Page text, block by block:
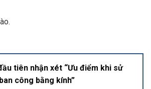
tiên nhận xét “Ưu điểm khi sử
công bằng kính”